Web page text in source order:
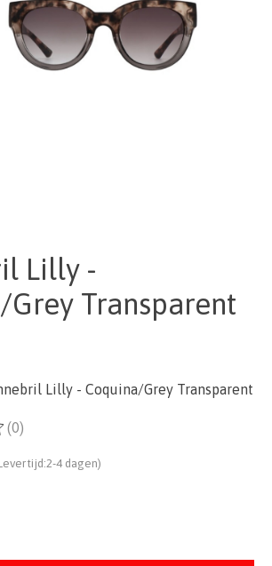
Lilly -
Grey Transparent
Lilly - Coquina/Grey Transparent
dit product is
(0)
4 dagen)